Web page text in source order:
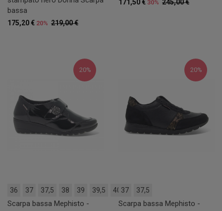
bassa
219,00 €
175,20 € 20%
245,00 €
171,50 € 30%
20%
36 37 37,5 38 39 39,5 40
Scarpa bassa Mephisto -
20%
37 37,5
Scarpa bassa Mephisto -